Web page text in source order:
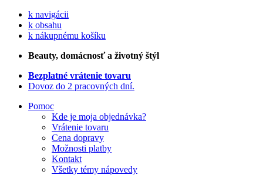
k navigácii
k obsahu
k nákupnému košíku
Beauty, domácnosť a životný štýl
Bezplatné vrátenie tovaru
Dovoz do 2 pracovných dní.
Pomoc
Kde je moja objednávka?
Vrátenie tovaru
Cena dopravy
Možnosti platby
Kontakt
Všetky témy nápovedy